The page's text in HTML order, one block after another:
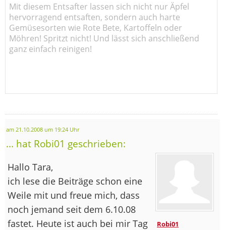
Mit diesem Entsafter lassen sich nicht nur Äpfel
hervorragend entsaften, sondern auch harte
Gemüsesorten wie Rote Bete, Kartoffeln oder
Möhren! Spritzt nicht! Und lässt sich anschließend
ganz einfach reinigen!
am 21.10.2008 um 19:24 Uhr
... hat Robi01 geschrieben:
Robi01
Hallo Tara,
ich lese die Beiträge schon eine
Weile mit und freue mich, dass
noch jemand seit dem 6.10.08
fastet. Heute ist auch bei mir Tag